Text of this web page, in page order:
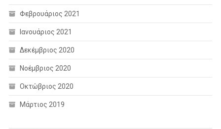
Φεβρουάριος 2021
Ιανουάριος 2021
Δεκέμβριος 2020
Νοέμβριος 2020
Οκτώβριος 2020
Μάρτιος 2019